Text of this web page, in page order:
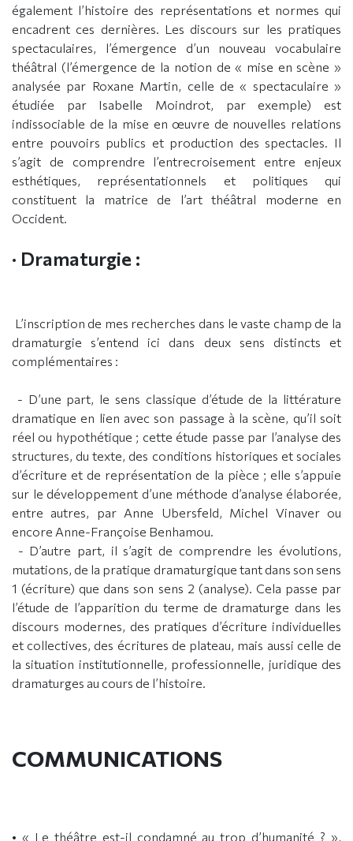
également l’histoire des représentations et normes qui
encadrent ces dernières. Les discours sur les pratiques
spectaculaires, l’émergence d’un nouveau vocabulaire
théâtral (l’émergence de la notion de « mise en scène »
analysée par Roxane Martin, celle de « spectaculaire »
étudiée par Isabelle Moindrot, par exemple) est
indissociable de la mise en œuvre de nouvelles relations
entre pouvoirs publics et production des spectacles. Il
s’agit de comprendre l’entrecroisement entre enjeux
esthétiques, représentationnels et politiques qui
constituent la matrice de l’art théâtral moderne en
Occident.
· Dramaturgie :
L’inscription de mes recherches dans le vaste champ de la
dramaturgie s’entend ici dans deux sens distincts et
complémentaires :
- D’une part, le sens classique d’étude de la littérature
dramatique en lien avec son passage à la scène, qu’il soit
réel ou hypothétique ; cette étude passe par l’analyse des
structures, du texte, des conditions historiques et sociales
d’écriture et de représentation de la pièce ; elle s’appuie
sur le développement d’une méthode d’analyse élaborée,
entre autres, par Anne Ubersfeld, Michel Vinaver ou
encore Anne-Françoise Benhamou.
- D’autre part, il s’agit de comprendre les évolutions,
mutations, de la pratique dramaturgique tant dans son sens
1 (écriture) que dans son sens 2 (analyse). Cela passe par
l’étude de l’apparition du terme de dramaturge dans les
discours modernes, des pratiques d’écriture individuelles
et collectives, des écritures de plateau, mais aussi celle de
la situation institutionnelle, professionnelle, juridique des
dramaturges au cours de l’histoire.
COMMUNICATIONS
• « Le théâtre est-il condamné au trop d’humanité ? »,